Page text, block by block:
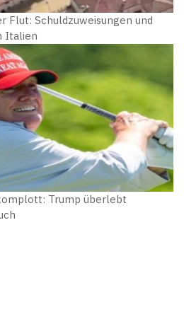
Flut: Schuldzuweisungen und
Italien
Trump überlebt